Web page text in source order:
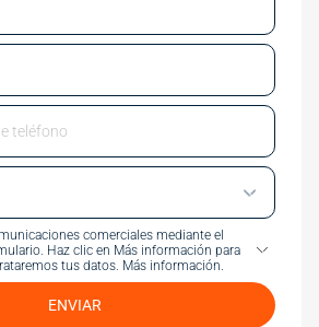
comerciales mediante el
Haz clic en Más información para
tus datos. Más información.
ENVIAR